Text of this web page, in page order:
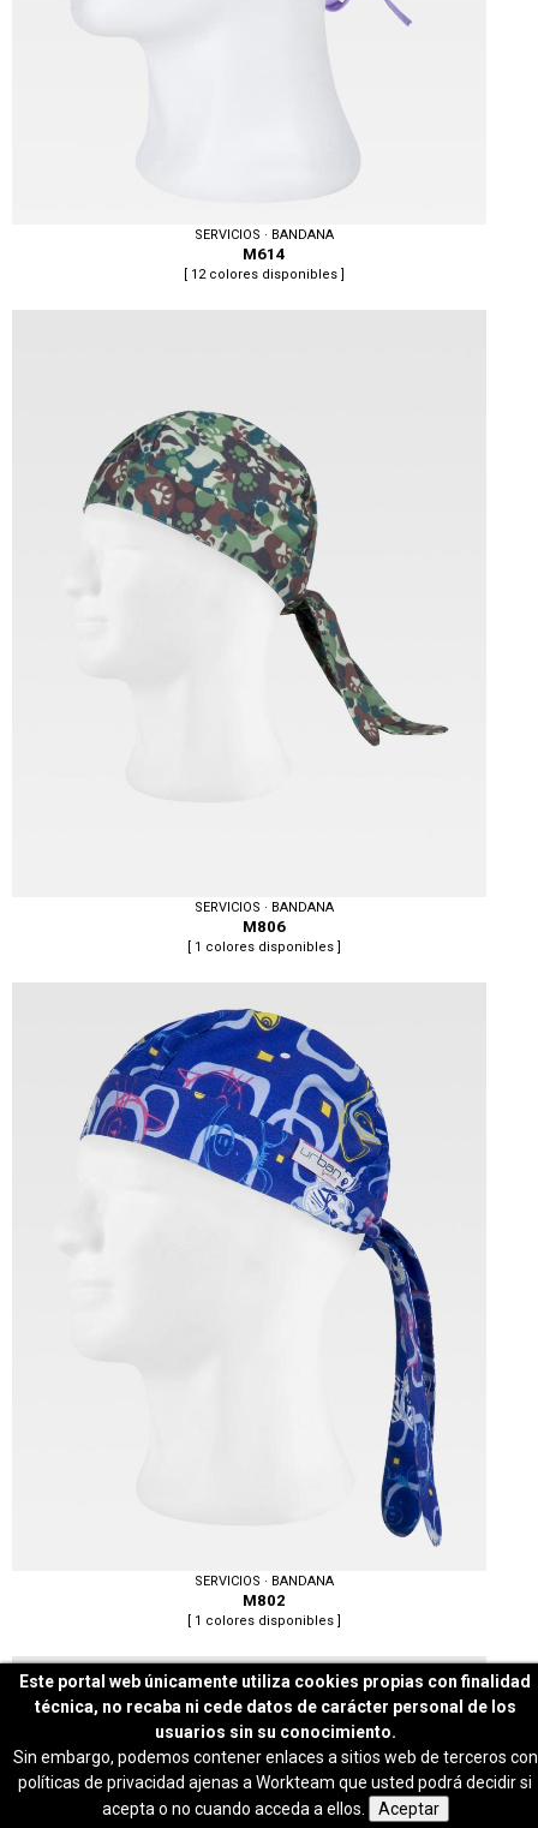
SERVICIOS · BANDANA
M614
[ 12 colores disponibles ]
Tallas: UNICA
SERVICIOS · BANDANA
M806
[ 1 colores disponibles ]
SERVICIOS · BANDANA
M802
[ 1 colores disponibles ]
Este portal web únicamente utiliza cookies propias con finalidad
técnica, no recaba ni cede datos de carácter personal de los
usuarios sin su conocimiento.
Sin embargo, podemos contener enlaces a sitios web de terceros con
políticas de privacidad ajenas a Workteam que usted podrá decidir si
acepta o no cuando acceda a ellos.
Aceptar